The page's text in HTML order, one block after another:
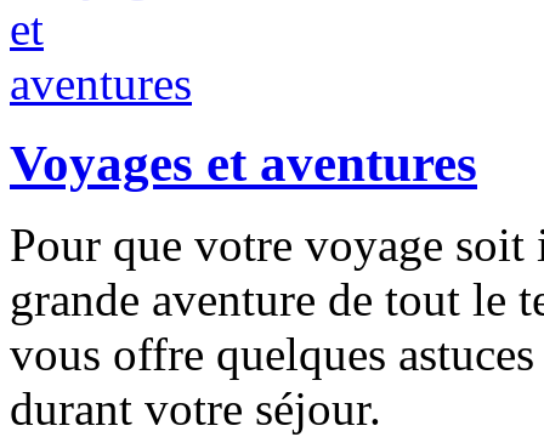
Voyages et aventures
Pour que votre voyage
grande aventure de tout le
vous offre quelques
durant votre séjour.